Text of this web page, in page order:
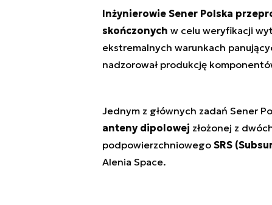
Inżynierowie Sener Polska
skończonych w celu weryfikacji
ekstremalnych warunkach
nadzorował produkcję
Jednym z głównych zadań Sener
anteny dipolowej złożonej z
podpowierzchniowego SRS
Alenia Space.